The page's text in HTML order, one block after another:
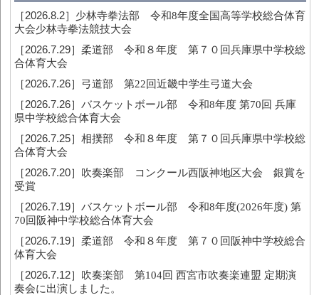
［2026.8.2］ 少林寺拳法部 令和8年度全国高等学校総合体育
大会少林寺拳法競技大会
［2026.7.29］柔道部 令和８年度 第７０回兵庫県中学校総
合体育大会
［2026.7.26］ 弓道部 第22回近畿中学生弓道大会
［2026.7.26］バスケットボール部 令和8年度 第70回 兵庫
県中学校総合体育大会
［2026.7.25］相撲部 令和８年度 第７０回兵庫県中学校総
合体育大会
［2026.7.20］ 吹奏楽部 コンクール西阪神地区大会 銀賞を
受賞
［2026.7.19］バスケットボール部 令和8年度(2026年度) 第
70回阪神中学校総合体育大会
［2026.7.19］柔道部 令和８年度 第７０回阪神中学校総合
体育大会
［2026.7.12］ 吹奏楽部 第104回 西宮市吹奏楽連盟 定期演
奏会に出演しました。